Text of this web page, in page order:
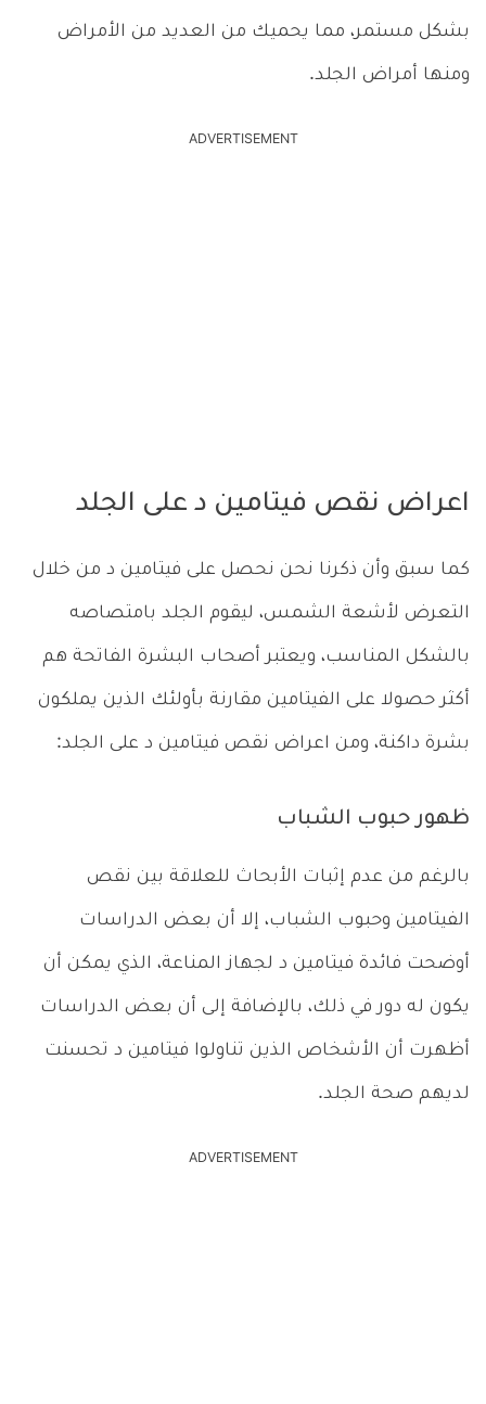
بشكل مستمر، مما يحميك من العديد من الأمراض
ومنها أمراض الجلد.
ADVERTISEMENT
اعراض نقص فيتامين د على الجلد
كما سبق وأن ذكرنا نحن نحصل على فيتامين د من خلال
التعرض لأشعة الشمس، ليقوم الجلد بامتصاصه
بالشكل المناسب، ويعتبر أصحاب البشرة الفاتحة هم
أكثر حصولا على الفيتامين مقارنة بأولئك الذين يملكون
بشرة داكنة، ومن اعراض نقص فيتامين د على الجلد:
ظهور حبوب الشباب
بالرغم من عدم إثبات الأبحاث للعلاقة بين نقص
الفيتامين وحبوب الشباب، إلا أن بعض الدراسات
أوضحت فائدة فيتامين د لجهاز المناعة، الذي يمكن أن
يكون له دور في ذلك، بالإضافة إلى أن بعض الدراسات
أظهرت أن الأشخاص الذين تناولوا فيتامين د تحسنت
لديهم صحة الجلد.
ADVERTISEMENT